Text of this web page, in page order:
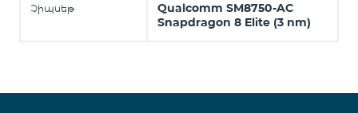
Չիպսեթ
Qualcomm SM8750-AC
Snapdragon 8 Elite (3 nm)